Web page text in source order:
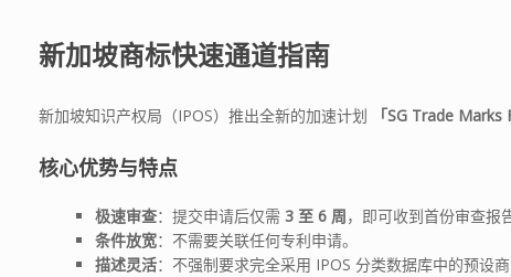
新加坡商标快速通道指南
新加坡知识产权局（IPOS）推出全新的加速计划 「SG Trade Marks
核心优势与特点
极速审查：提交申请后仅需 3 至 6 周，即可收到首份审查报
条件放宽：不需要关联任何专利申请。
描述灵活：不强制要求完全采用 IPOS 分类数据库中的预设商